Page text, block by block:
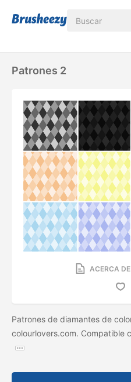
Patrones 2
ACERCA
Patrones de diamantes de
colourlovers.com. Compatible